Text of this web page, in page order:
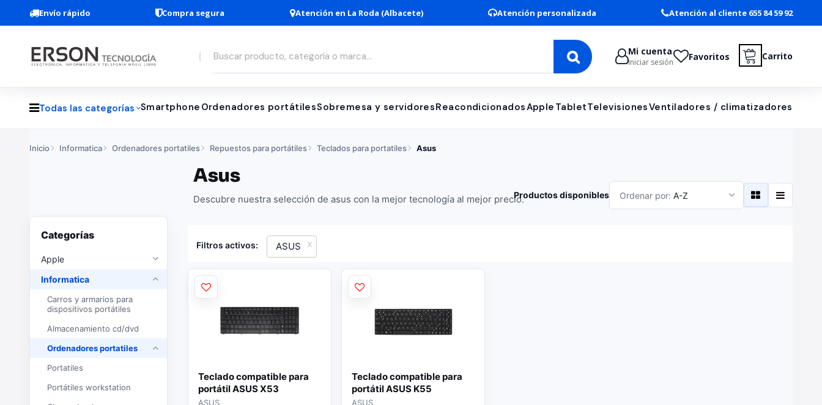
Envío rápido Compra segura Atención en La Roda (Albacete) Atención personalizada Atención al cliente 655 84 59 92
Mi cuenta
Iniciar sesión Favoritos Carrito
Todas las categorías Smartphone Ordenadores portátilesSobremesa y servidoresReacondicionadosApple TabletTelevisionesVentiladores / climatizadores
Inicio Informatica Ordenadores portatiles Repuestos para portátiles Teclados para portatiles Asus
Asus
Descubre nuestra selección de asus con la mejor tecnología al mejor precio.
Categorías
Apple
Informatica
Carros y armarios para
dispositivos portátiles
Almacenamiento cd/dvd
Ordenadores portatiles
Portatiles
Portátiles workstation
Productos disponibles Ordenar por: A-Z
Filtros activos: ASUS
Teclado compatible para
portátil ASUS X53
ASUS
Teclado compatible para
portátil ASUS K55
ASUS